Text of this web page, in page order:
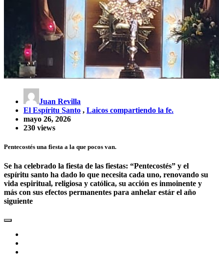
Juan Revilla
El Espíritu Santo , Laicos compartiendo la fe.
mayo 26, 2026
230 views
Pentecostés una fiesta a la que pocos van.
Se ha celebrado la fiesta de las fiestas: “Pentecostés” y el
espíritu santo ha dado lo que necesita cada uno, renovando su
vida espiritual, religiosa y católica, su acción es inmoinente y
más con sus efectos permanentes para anhelar estár el año
siguiente